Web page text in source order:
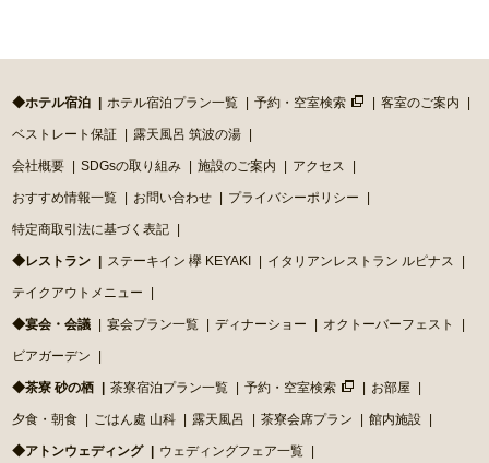
◆ホテル宿泊 ホテル宿泊プラン一覧 予約・空室検索 客室のご案内
ベストレート保証 露天風呂 筑波の湯
会社概要 SDGsの取り組み 施設のご案内 アクセス
おすすめ情報一覧 お問い合わせ プライバシーポリシー
特定商取引法に基づく表記
◆レストラン ステーキイン 欅 KEYAKI イタリアンレストラン ルピナス
テイクアウトメニュー
◆宴会・会議 宴会プラン一覧 ディナーショー オクトーバーフェスト
ビアガーデン
◆茶寮 砂の栖 茶寮宿泊プラン一覧 予約・空室検索 お部屋
夕食・朝食 ごはん處 山科 露天風呂 茶寮会席プラン 館内施設
◆アトンウェディング ウェディングフェア一覧